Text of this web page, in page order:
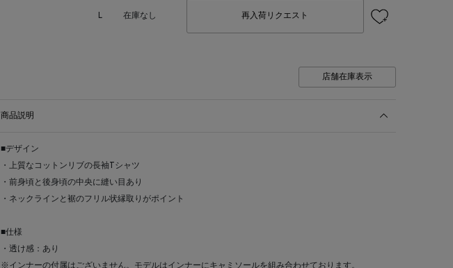
L 在庫なし 再入荷リクエスト
店舗在庫表示
商品説明
■デザイン
・上質なコットンリブの長袖Tシャツ
・前身頃と後身頃の中央に縫い目あり
・ネックラインと裾のフリル状縁取りがポイント
■仕様
・透け感：あり
※インナーの付属はございません。モデルはインナーにキャミソールを組み合わせております。